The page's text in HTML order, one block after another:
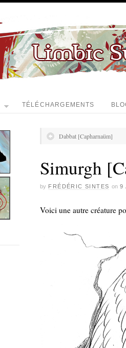
TÉLÉCHARGEMENTS
Dabbat [Capharnaüm]
Simurgh
by FRÉDÉRIC SINTES on 9
Voici une autre créature